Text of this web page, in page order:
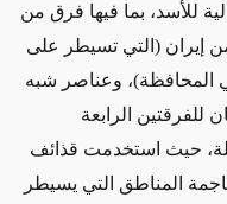
للأسد، بما فيها فرق من
إيران (التي تسيطر على
وعناصر شبه
للفرقتين الرابعة
حيث استخدمت قذائف
المناطق التي يسيطر